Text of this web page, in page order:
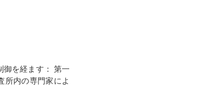
御を経ます： 第一
所内の専門家によ